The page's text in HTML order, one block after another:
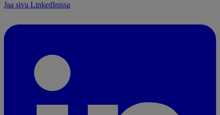
Jaa sivu LinkedInissa